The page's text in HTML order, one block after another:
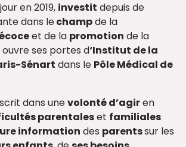
en 2019, investit depuis de
dans lechampde la
et de la promotion de la
ouvre ses portes d‘Institut de la
Sénart dans le Pôle Médical de
dans unevolonté d’agiren
parentaleset familiales
information des parentssur les